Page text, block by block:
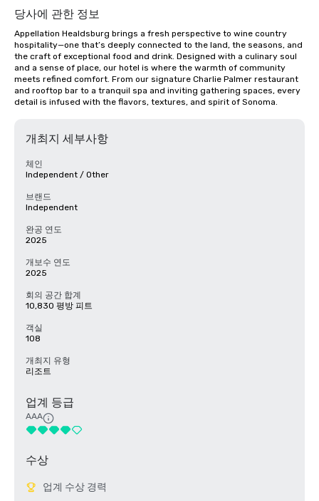
당사에 관한 정보
Appellation Healdsburg brings a fresh perspective to wine country
hospitality—one that’s deeply connected to the land, the seasons, and
the craft of exceptional food and drink. Designed with a culinary soul
and a sense of place, our hotel is where the warmth of community
meets refined comfort. From our signature Charlie Palmer restaurant
and rooftop bar to a tranquil spa and inviting gathering spaces, every
detail is infused with the flavors, textures, and spirit of Sonoma.
개최지 세부사항
체인
Independent / Other
브랜드
Independent
완공 연도
2025
개보수 연도
2025
회의 공간 합계
10,830 평방 피트
객실
108
개최지 유형
리조트
업계 등급
AAA
수상
업계 수상 경력